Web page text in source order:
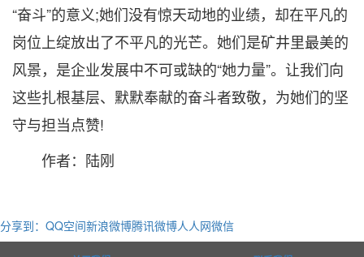
“奋斗”的意义;她们没有惊天动地的业绩，却在平凡的
岗位上绽放出了不平凡的光芒。她们是矿井里最美的
风景，是企业发展中不可或缺的“她力量”。让我们向
这些扎根基层、默默奉献的奋斗者致敬，为她们的坚
守与担当点赞!
作者：陆刚
分享到： QQ空间新浪微博腾讯微博人人网微信